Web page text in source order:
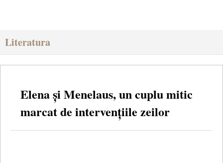
Literatura
Elena și Menelaus, un cuplu mitic
marcat de intervențiile zeilor